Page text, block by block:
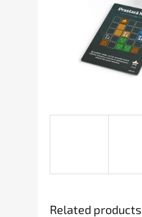
Related products